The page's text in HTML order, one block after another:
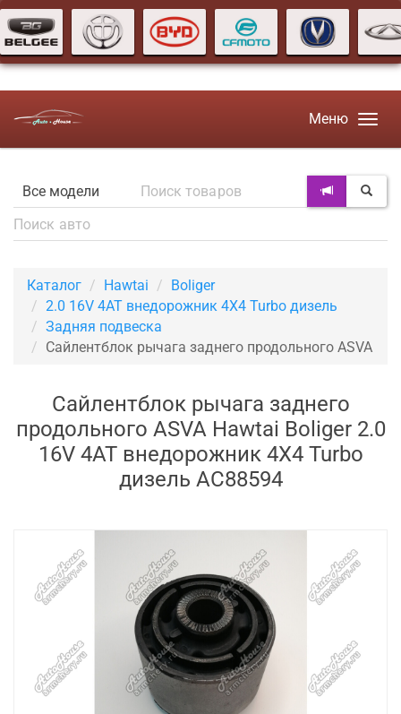
Меню
Каталог Hawtai
Boliger
2.0 16V 4AT внедорожник 4X4 Turbo дизель
Задняя подвеска
Сайлентблок рычага заднего продольного ASVA
Сайлентблок рычага заднего
продольного ASVA Hawtai Boliger 2.0
16V 4AT внедорожник 4X4 Turbo
дизель AC88594